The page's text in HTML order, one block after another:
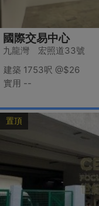
國際交易中心
九龍灣 宏照道33號
建築 1753呎 @$26
實用 --
置頂